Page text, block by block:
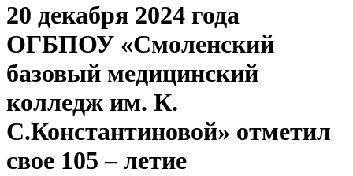
20 декабря 2024 года
ОГБПОУ «Смоленский
базовый медицинский
колледж им. К.
С.Константиновой» отметил
свое 105 – летие